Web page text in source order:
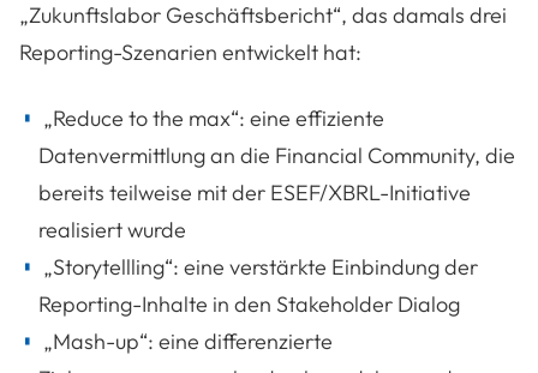
„Zukunftslabor Geschäftsbericht“, das damals drei
Reporting-Szenarien entwickelt hat:
„Reduce to the max“: eine effiziente
Datenvermittlung an die Financial Community, die
bereits teilweise mit der ESEF/XBRL-Initiative
realisiert wurde
„Storytellling“: eine verstärkte Einbindung der
Reporting-Inhalte in den Stakeholder Dialog
„Mash-up“: eine differenzierte